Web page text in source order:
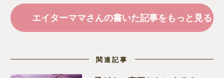
エイターママさんの書いた記事をもっと見る
関連記事